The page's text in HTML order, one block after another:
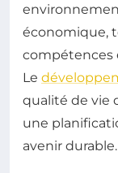
économique,
compétences
Le
qualité de vie
une
avenir durable.